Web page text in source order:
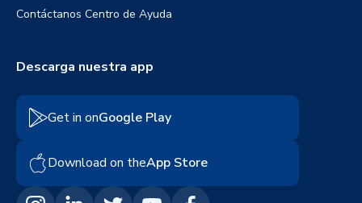
Contáctanos Centro de Ayuda
Descarga nuestra app
Get in onGoogle Play
Download on theApp Store